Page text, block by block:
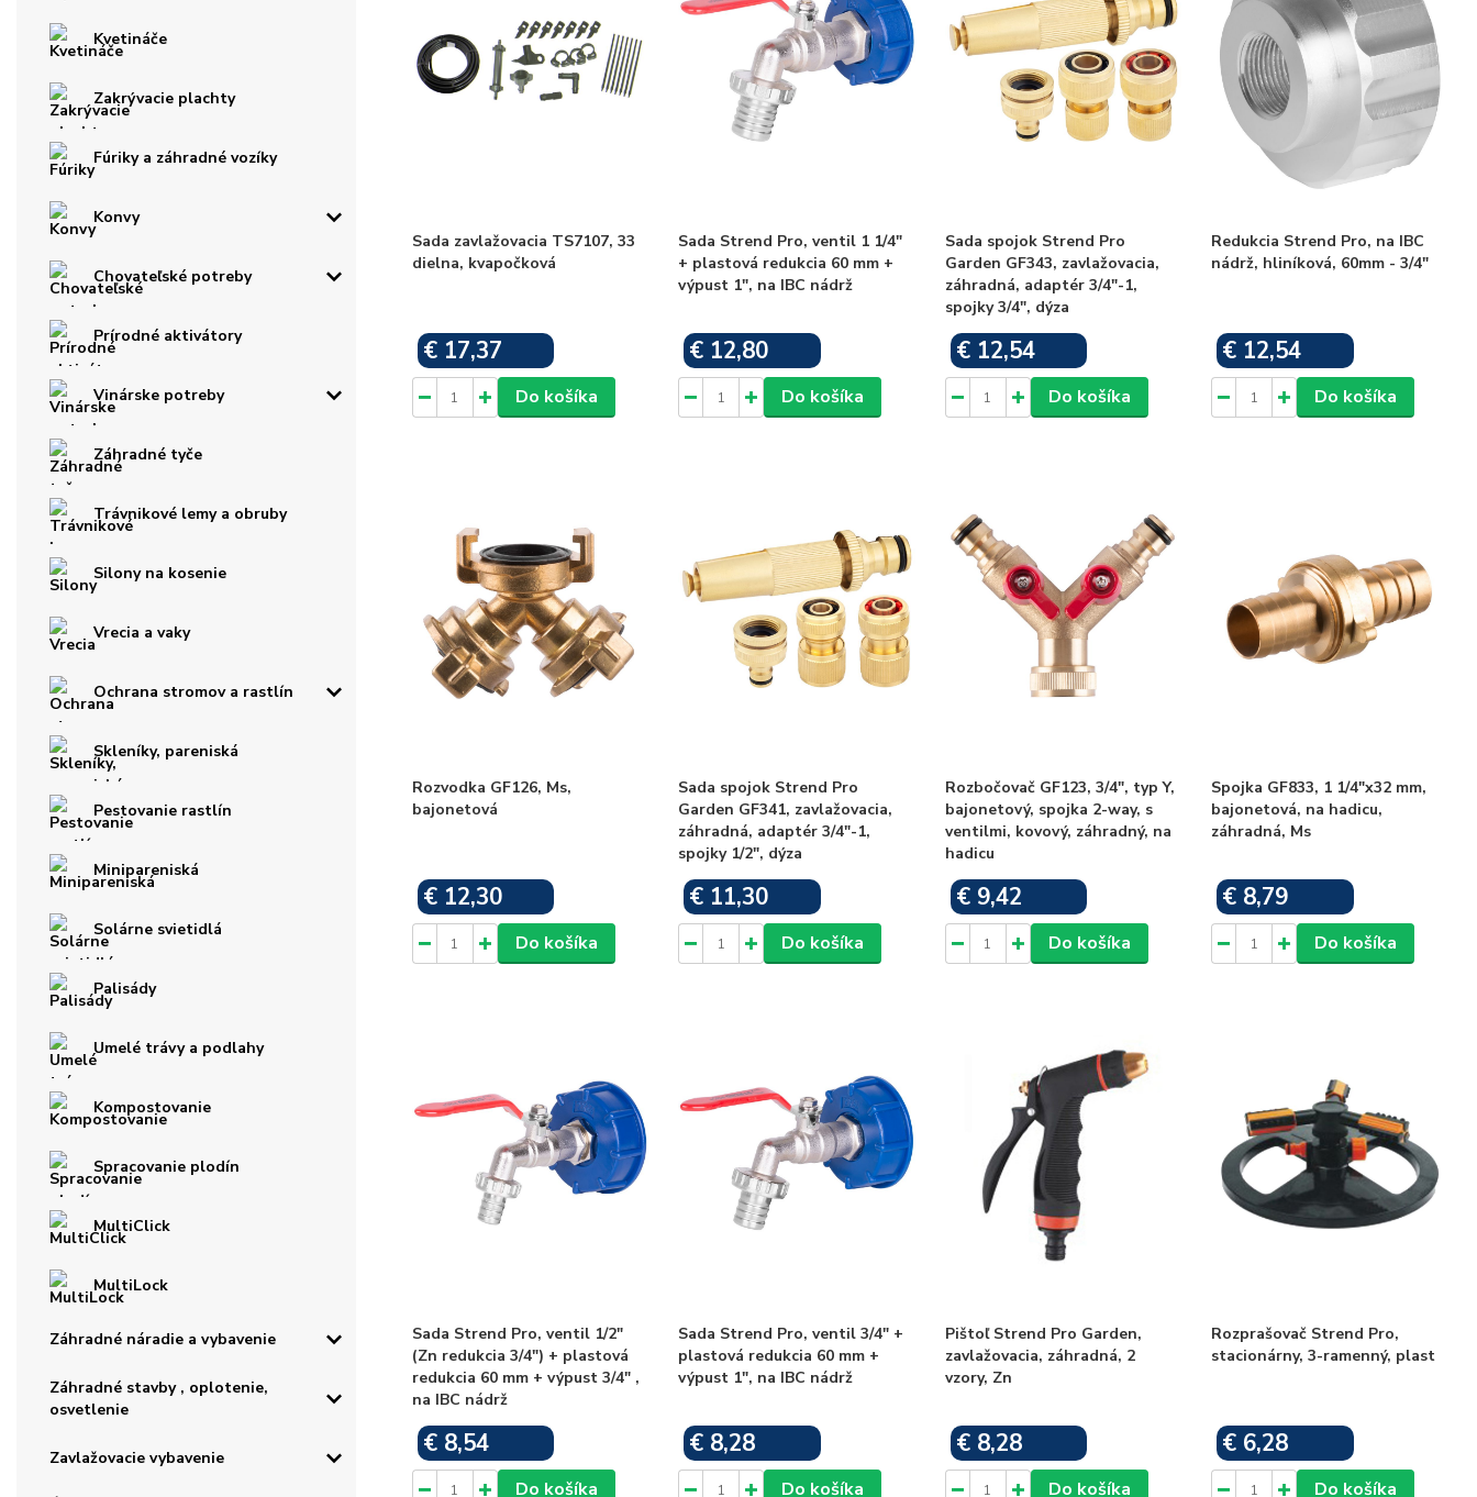
Kvetináče
Zakrývacie plachty
Fúriky a záhradné vozíky
Konvy
Chovateľské potreby
Prírodné aktivátory
Vinárske potreby
Záhradné tyče
Trávnikové lemy a obruby
Silony na kosenie
Vrecia a vaky
Ochrana stromov a rastlín
Skleníky, pareniská
Pestovanie rastlín
Minipareniská
Solárne svietidlá
Palisády
Umelé trávy a podlahy
Kompostovanie
Spracovanie plodín
MultiClick
MultiLock
Záhradné náradie a vybavenie
Záhradné stavby , oplotenie,
osvetlenie
Zavlažovacie vybavenie
Sada zavlažovacia TS7107, 33
dielna, kvapočková
€ 17,37
Do košíka
Sada Strend Pro, ventil 1 1/4"
+ plastová redukcia 60 mm +
výpust 1", na IBC nádrž
€ 12,80
Do košíka
Sada spojok Strend Pro
Garden GF343, zavlažovacia,
záhradná, adaptér 3/4"-1,
spojky 3/4", dýza
€ 12,54
Do košíka
Redukcia Strend Pro, na IBC
nádrž, hliníková, 60mm - 3/4"
€ 12,54
Do košíka
Rozvodka GF126, Ms,
bajonetová
€ 12,30
Do košíka
Sada spojok Strend Pro
Garden GF341, zavlažovacia,
záhradná, adaptér 3/4"-1,
spojky 1/2", dýza
€ 11,30
Do košíka
Rozbočovač GF123, 3/4", typ Y,
bajonetový, spojka 2-way, s
ventilmi, kovový, záhradný, na
hadicu
€ 9,42
Do košíka
Spojka GF833, 1 1/4"x32 mm,
bajonetová, na hadicu,
záhradná, Ms
€ 8,79
Do košíka
Sada Strend Pro, ventil 1/2"
(Zn redukcia 3/4") + plastová
redukcia 60 mm + výpust 3/4" ,
na IBC nádrž
€ 8,54
Do košíka
Sada Strend Pro, ventil 3/4" +
plastová redukcia 60 mm +
výpust 1", na IBC nádrž
€ 8,28
Do košíka
Pištoľ Strend Pro Garden,
zavlažovacia, záhradná, 2
vzory, Zn
€ 8,28
Do košíka
Rozprašovač Strend Pro,
stacionárny, 3-ramenný, plast
€ 6,28
Do košíka